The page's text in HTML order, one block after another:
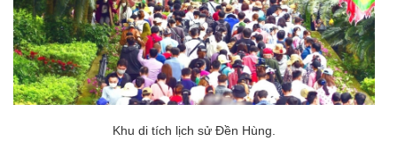
Khu di tích lịch sử Đền Hùng.